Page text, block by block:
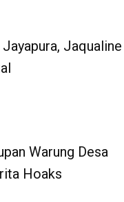
Jaqualine
Warung Desa
Hoaks